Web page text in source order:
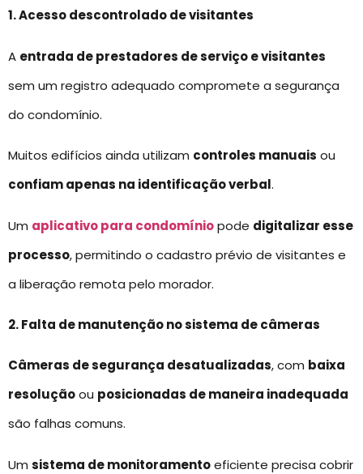
1. Acesso descontrolado de visitantes
A entrada de prestadores de serviço e visitantes
sem um registro adequado compromete a segurança
do condomínio.
Muitos edifícios ainda utilizam controles manuais ou
confiam apenas na identificação verbal.
Um aplicativo para condomíniopode digitalizar esse
processo, permitindo o cadastro prévio de visitantes e
a liberação remota pelo morador.
2. Falta de manutenção no sistema de câmeras
Câmeras de segurança desatualizadas, com baixa
resoluçãoou posicionadas de maneira inadequada
são falhas comuns.
Um sistema de monitoramentoeficiente precisa cobrir